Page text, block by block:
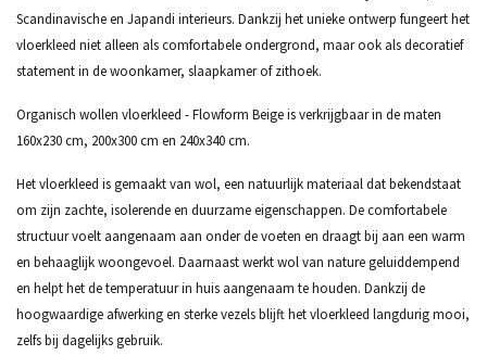
Scandinavische en Japandi interieurs. Dankzij het unieke ontwerp fungeert het
vloerkleed niet alleen als comfortabele ondergrond, maar ook als decoratief
statement in de woonkamer, slaapkamer of zithoek.
Organisch wollen vloerkleed - Flowform Beige is verkrijgbaar in de maten
160x230 cm, 200x300 cm en 240x340 cm.
Het vloerkleed is gemaakt van wol, een natuurlijk materiaal dat bekendstaat
om zijn zachte, isolerende en duurzame eigenschappen. De comfortabele
structuur voelt aangenaam aan onder de voeten en draagt bij aan een warm
en behaaglijk woongevoel. Daarnaast werkt wol van nature geluiddempend
en helpt het de temperatuur in huis aangenaam te houden. Dankzij de
hoogwaardige afwerking en sterke vezels blijft het vloerkleed langdurig mooi,
zelfs bij dagelijks gebruik.